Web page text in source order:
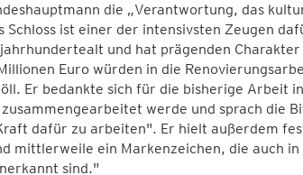
die „Verantwortung, das
ist einer der intensivsten Zeugen
und hat prägenden
Euro würden in die
Er bedankte sich für die bisherige Arbeit
werde und sprach die
dafür zu arbeiten". Er hielt außerdem
mittlerweile ein Markenzeichen, die auch
sind."